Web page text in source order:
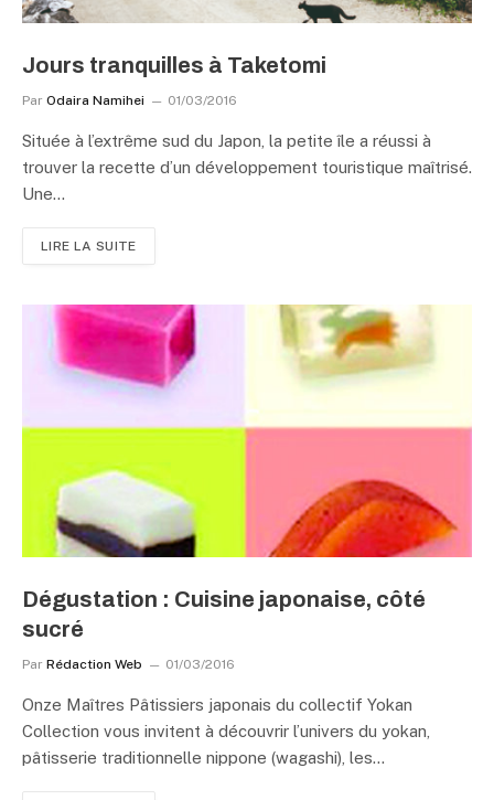
Jours tranquilles à Taketomi
Par Odaira Namihei 01/03/2016
Située à l’extrême sud du Japon, la petite île a réussi à
trouver la recette d’un développement touristique maîtrisé.
Une…
LIRE LA SUITE
Dégustation : Cuisine japonaise, côté
sucré
Par Rédaction Web 01/03/2016
Onze Maîtres Pâtissiers japonais du collectif Yokan
Collection vous invitent à découvrir l’univers du yokan,
pâtisserie traditionnelle nippone (wagashi), les…